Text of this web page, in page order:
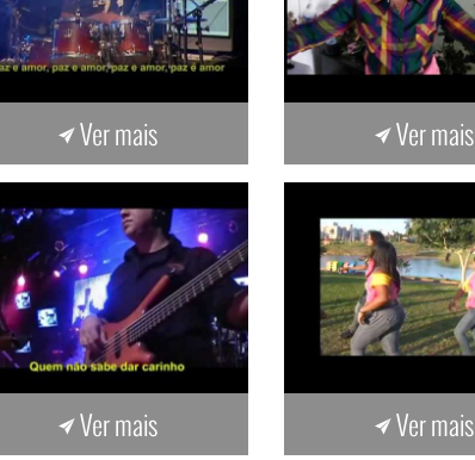
Ver mais Ver mais
Ver mais Ver mais